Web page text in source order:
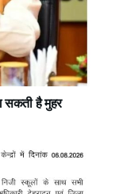
सकती है मुहर